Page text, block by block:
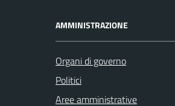
AMMINISTRAZIONE
Organi di governo
Politici
Aree amministrative